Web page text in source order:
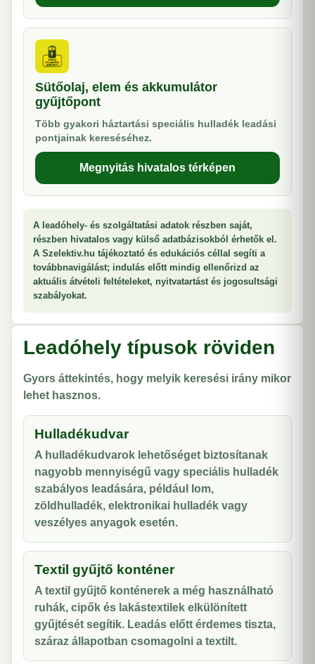
Sütőolaj, elem és akkumulátor
gyűjtőpont
Több gyakori háztartási speciális hulladék leadási
pontjainak kereséséhez.
Megnyitás hivatalos térképen
A leadóhely- és szolgáltatási adatok részben saját,
részben hivatalos vagy külső adatbázisokból érhetők el.
A Szelektiv.hu tájékoztató és edukációs céllal segíti a
továbbnavigálást; indulás előtt mindig ellenőrizd az
aktuális átvételi feltételeket, nyitvatartást és jogosultsági
szabályokat.
Leadóhely típusok röviden
Gyors áttekintés, hogy melyik keresési irány mikor
lehet hasznos.
Hulladékudvar
A hulladékudvarok lehetőséget biztosítanak
nagyobb mennyiségű vagy speciális hulladék
szabályos leadására, például lom,
zöldhulladék, elektronikai hulladék vagy
veszélyes anyagok esetén.
Textil gyűjtő konténer
A textil gyűjtő konténerek a még használható
ruhák, cipők és lakástextilek elkülönített
gyűjtését segítik. Leadás előtt érdemes tiszta,
száraz állapotban csomagolni a textilt.